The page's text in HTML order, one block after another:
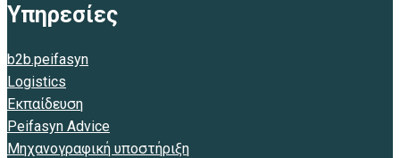
Υπηρεσίες
b2b.peifasyn
Logistics
Εκπαίδευση
Peifasyn Advice
Μηχανογραφική υποστήριξη